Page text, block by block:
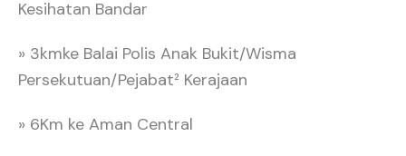
Kesihatan Bandar
» 3kmke Balai Polis Anak Bukit/Wisma
Persekutuan/Pejabat² Kerajaan
» 6Km ke Aman Central